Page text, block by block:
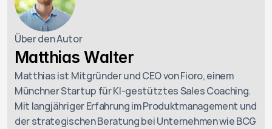
Über den Autor
Matthias Walter
Matthias ist Mitgründer und CEO von Fioro, einem
Münchner Startup für KI-gestütztes Sales Coaching.
Mit langjähriger Erfahrung im Produktmanagement und
der strategischen Beratung bei Unternehmen wie BCG